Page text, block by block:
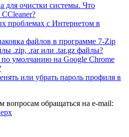
для очистки системы. Что
CCleaner?
проблемах с Интернетом в
файлов в программе 7-Zip
.zip, .rar или .tar.gz файлы?
по умолчанию на Google Chrome
или убрать пароль профиля в
вопросам обращаться на e-mail: